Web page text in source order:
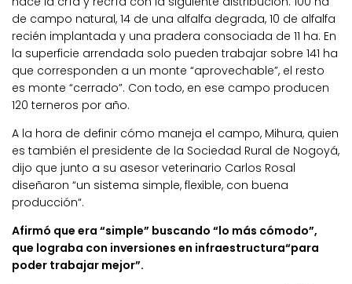
de campo natural, 14 de una alfalfa degrada, 10 de alfalfa
recién implantada y una pradera consociada de 11 ha. En
la superficie arrendada solo pueden trabajar sobre 141 ha
que corresponden a un monte “aprovechable”, el resto
es monte “cerrado”. Con todo, en ese campo producen
120 terneros por año.
A la hora de definir cómo maneja el campo, Mihura, quien
es también el presidente de la Sociedad Rural de Nogoyá,
dijo que junto a su asesor veterinario Carlos Rosal
diseñaron “un sistema simple, flexible, con buena
producción“.
Afirmó que era “simple” buscando “lo más cómodo”,
que lograba con inversiones en infraestructura“para
poder trabajar mejor”.